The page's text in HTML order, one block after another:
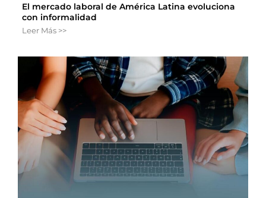
El mercado laboral de América Latina evoluciona
con informalidad
Leer Más >>